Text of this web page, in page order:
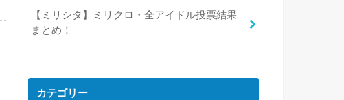
【ミリシタ】ミリクロ・全アイドル投票結果
まとめ！
カテゴリー